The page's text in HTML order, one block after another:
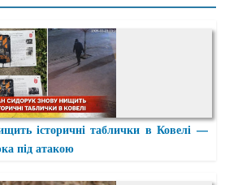
історичні таблички в Ковелі —
під атакою